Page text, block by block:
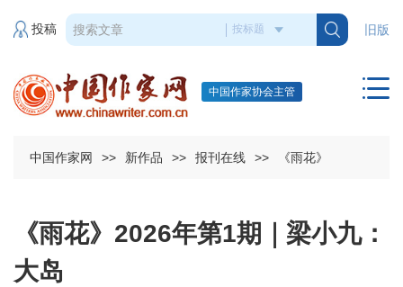
旧版
投稿
中国作家协会主管
中国作家网 >> 新作品 >> 报刊在线 >> 《雨花》
《雨花》2026年第1期｜梁小九：
大岛